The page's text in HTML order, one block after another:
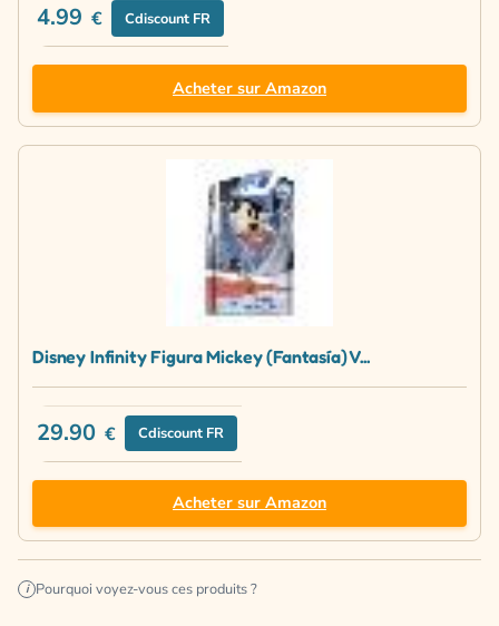
4.99 € Cdiscount FR
Acheter sur Amazon
Disney Infinity Figura Mickey (Fantasía) V...
29.90 € Cdiscount FR
Acheter sur Amazon
i Pourquoi voyez-vous ces produits ?